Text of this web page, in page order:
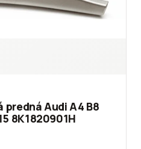
Audi A4 B8
8K1820901H